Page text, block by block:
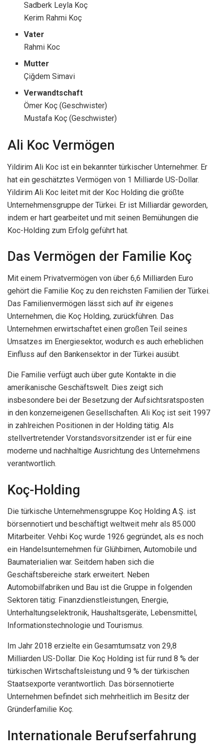
Sadberk Leyla Koç
Kerim Rahmi Koç
Vater
Rahmi Koc
Mutter
Çiğdem Simavi
Verwandtschaft
Ömer Koç (Geschwister)
Mustafa Koç (Geschwister)
Ali Koc Vermögen
Yildirim Ali Koc ist ein bekannter türkischer Unternehmer. Er
hat ein geschätztes Vermögen von 1 Milliarde US-Dollar.
Yildirim Ali Koc leitet mit der Koc Holding die größte
Unternehmensgruppe der Türkei. Er ist Milliardär geworden,
indem er hart gearbeitet und mit seinen Bemühungen die
Koc-Holding zum Erfolg geführt hat.
Das Vermögen der Familie Koç
Mit einem Privatvermögen von über 6,6 Milliarden Euro
gehört die Familie Koç zu den reichsten Familien der Türkei.
Das Familienvermögen lässt sich auf ihr eigenes
Unternehmen, die Koç Holding, zurückführen. Das
Unternehmen erwirtschaftet einen großen Teil seines
Umsatzes im Energiesektor, wodurch es auch erheblichen
Einfluss auf den Bankensektor in der Türkei ausübt.
Die Familie verfügt auch über gute Kontakte in die
amerikanische Geschäftswelt. Dies zeigt sich
insbesondere bei der Besetzung der Aufsichtsratsposten
in den konzerneigenen Gesellschaften. Ali Koç ist seit 1997
in zahlreichen Positionen in der Holding tätig. Als
stellvertretender Vorstandsvorsitzender ist er für eine
moderne und nachhaltige Ausrichtung des Unternehmens
verantwortlich.
Koç-Holding
Die türkische Unternehmensgruppe Koç Holding A.Ş. ist
börsennotiert und beschäftigt weltweit mehr als 85.000
Mitarbeiter. Vehbi Koç wurde 1926 gegründet, als es noch
ein Handelsunternehmen für Glühbirnen, Automobile und
Baumaterialien war. Seitdem haben sich die
Geschäftsbereiche stark erweitert. Neben
Automobilfabriken und Bau ist die Gruppe in folgenden
Sektoren tätig: Finanzdienstleistungen, Energie,
Unterhaltungselektronik, Haushaltsgeräte, Lebensmittel,
Informationstechnologie und Tourismus.
Im Jahr 2018 erzielte ein Gesamtumsatz von 29,8
Milliarden US-Dollar. Die Koç Holding ist für rund 8 % der
türkischen Wirtschaftsleistung und 9 % der türkischen
Staatsexporte verantwortlich. Das börsennotierte
Unternehmen befindet sich mehrheitlich im Besitz der
Gründerfamilie Koç.
Internationale Berufserfahrung